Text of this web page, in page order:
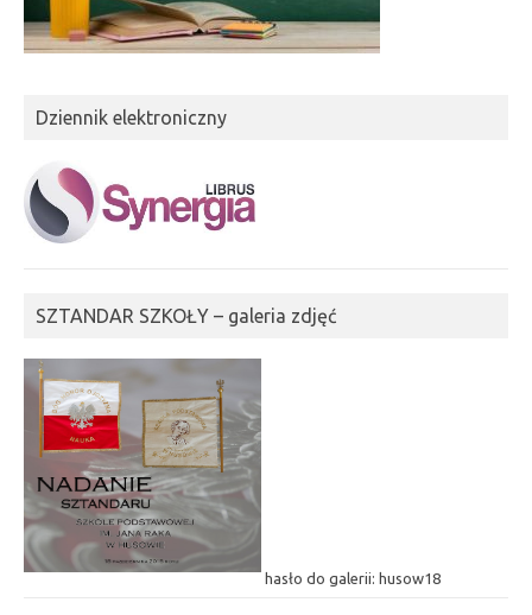
Dziennik elektroniczny
SZTANDAR SZKOŁY – galeria zdjęć
hasło do galerii: husow18